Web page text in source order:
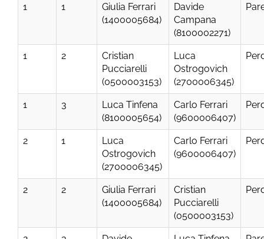
1 1
Giulia Ferrari
(1400005684)
Davide
Campana
(8100002271)
1 2
Cristian
Pucciarelli
(0500003153)
Luca
Ostrogovich
(2700006345)
1 3
Luca Tinfena
(8100005654)
Carlo Ferrari
(9600006407)
2 1
Luca
Ostrogovich
(2700006345)
Carlo Ferrari
(9600006407)
2 2
Giulia Ferrari
(1400005684)
Cristian
Pucciarelli
(0500003153)